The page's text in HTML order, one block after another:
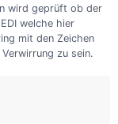
wird geprüft ob der
welche hier
mit den Zeichen
zu sein.